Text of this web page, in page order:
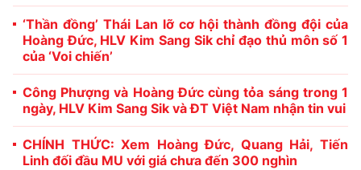
‘Thần đồng’ Thái Lan lỡ cơ hội thành đồng đội của
Hoàng Đức, HLV Kim Sang Sik chỉ đạo thủ môn số 1
của ‘Voi chiến’
Công Phượng và Hoàng Đức cùng tỏa sáng trong 1
ngày, HLV Kim Sang Sik và ĐT Việt Nam nhận tin vui
CHÍNH THỨC: Xem Hoàng Đức, Quang Hải, Tiến
Linh đối đầu MU với giá chưa đến 300 nghìn